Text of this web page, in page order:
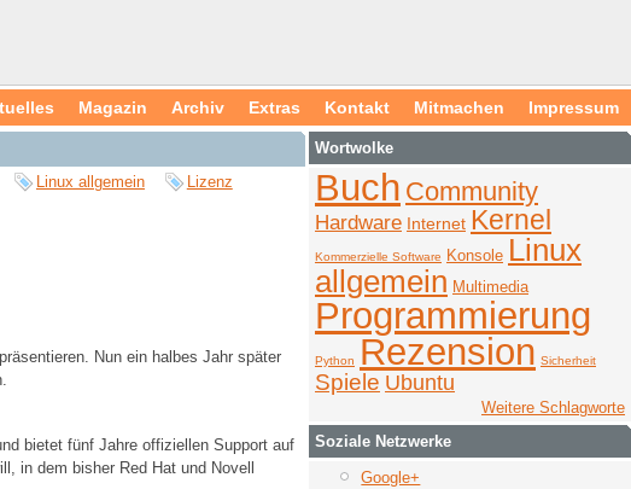
Magazin Archiv Extras Kontakt Mitmachen Impressum
Linux allgemein
Lizenz
Nun ein halbes Jahr später
bietet fünf Jahre offiziellen Support auf
in dem bisher Red Hat und Novell
Wortwolke
Buch Community
Hardware Internet Kernel
Kommerzielle Software Konsole Linux
allgemein Multimedia
Programmierung
Python Rezension Sicherheit
Spiele Ubuntu
Weitere Schlagworte
Soziale Netzwerke
Google+